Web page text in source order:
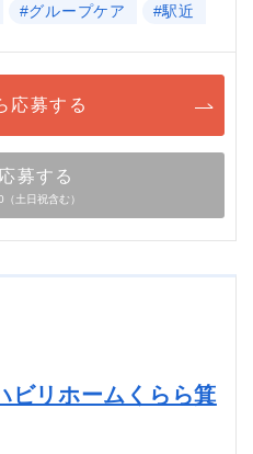
#グループケア #駅近
応募する
募する
土日祝含む）
ビリホームくらら箕